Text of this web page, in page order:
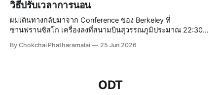
นั้น เรามีโอกาสโชคดีและมีโอกาสโชคร้าย การจัดการความเสี่ยง
เป็นสิ
วิธีปรับเวลาการนอน
ผมเดินทางกลับมาจาก Conference ของ Berkeley ที่
ซานฟรานซิสโก เครื่องลงที่สนามบินสุวรรณภูมิประมาณ 22:30
เพราะลองซื้อหมอนรองคอจาก Duty Free ที่ซานฟรานซิสโกมา
By Chokchai Phatharamalai 25 Jun 2026
ODT